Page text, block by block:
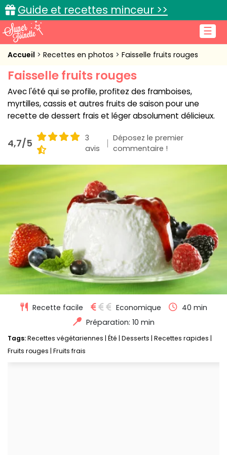
☰
Guide et recettes minceur >>
Accueil
Recettes de cuisine
Cuisine pratique
L'actu cuisine
Accueil Recettes en photos Faisselle fruits rouges
Faisselle fruits rouges
Avec l'été qui se profile, profitez des framboises,
myrtilles, cassis et autres fruits de saison pour une
recette de dessert frais et léger absolument délicieux.
4,7/5
3
avis
Déposez le premier
commentaire !
Recette facile Economique
40 min
Préparation: 10 min
Tags:Recettes végétariennes Été Desserts Recettes rapides
Fruits rouges Fruits frais